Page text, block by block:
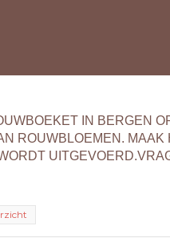
IN BERGEN
ROUWBLOEMEN.